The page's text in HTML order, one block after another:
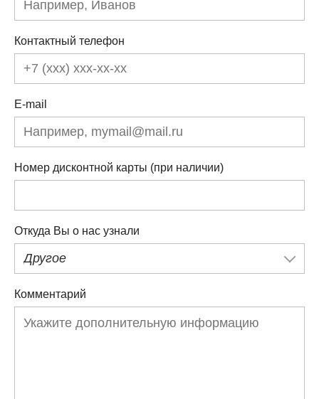
Контактный телефон
E-mail
Номер дисконтной карты (при наличии)
Откуда Вы о нас узнали
Другое
Комментарий